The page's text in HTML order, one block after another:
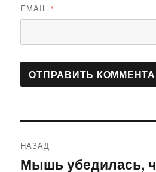
EMAIL *
по
НАЗАД
Предыдущая
Мышь убедилась,